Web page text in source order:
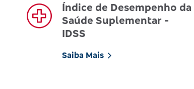
Índice de Desempenho da
Saúde Suplementar -
IDSS
Saiba Mais